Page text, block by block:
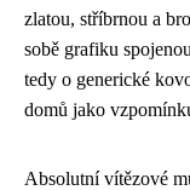
zlatou, stříbrnou a
sobě grafiku
tedy o generické
domů jako
Absolutní vítězové